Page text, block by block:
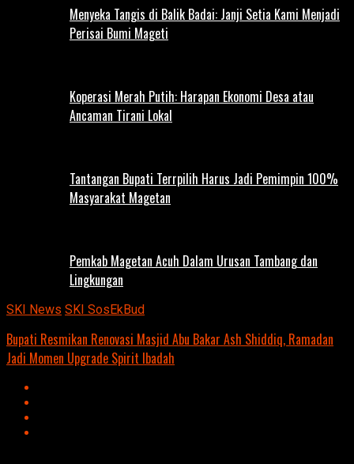
Menyeka Tangis di Balik Badai: Janji Setia Kami Menjadi
Perisai Bumi Mageti
Koperasi Merah Putih: Harapan Ekonomi Desa atau
Ancaman Tirani Lokal
Tantangan Bupati Terrpilih Harus Jadi Pemimpin 100%
Masyarakat Magetan
Pemkab Magetan Acuh Dalam Urusan Tambang dan
Lingkungan
SKI News SKI SosEkBud
Bupati Resmikan Renovasi Masjid Abu Bakar Ash Shiddiq, Ramadan
Jadi Momen Upgrade Spirit Ibadah